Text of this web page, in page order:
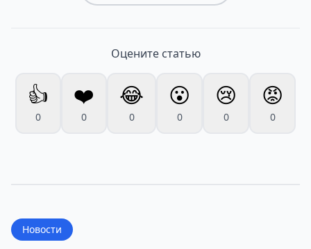
Оцените статью
👍
0
❤️
0
😂
0
😮
0
😢
0
😡
0
Новости